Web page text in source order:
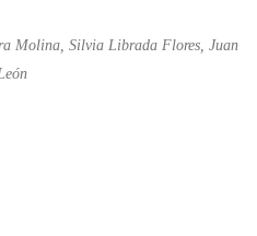
Molina, Silvia Librada Flores, Juan